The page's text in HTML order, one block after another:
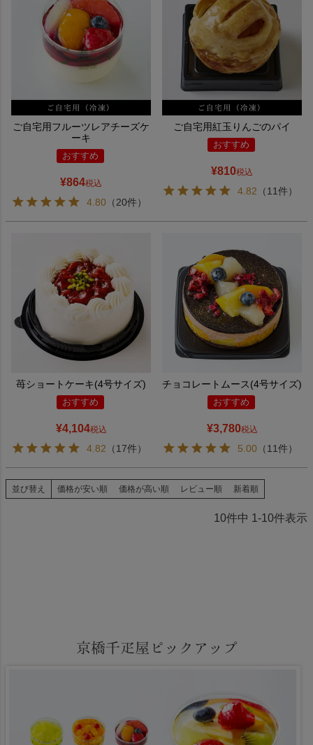
ご自宅用フルーツレアチーズケ
ーキ
おすすめ
¥864税込
4.80 （20件）
ご自宅用紅玉りんごのパイ
おすすめ
¥810税込
4.82 （11件）
苺ショートケーキ(4号サイズ)
おすすめ
¥4,104税込
4.82 （17件）
チョコレートムース(4号サイズ)
おすすめ
¥3,780税込
5.00 （11件）
並び替え 価格が安い順 価格が高い順 レビュー順 新着順
10件中 1 -10件表示
京橋千疋屋ピックアップ